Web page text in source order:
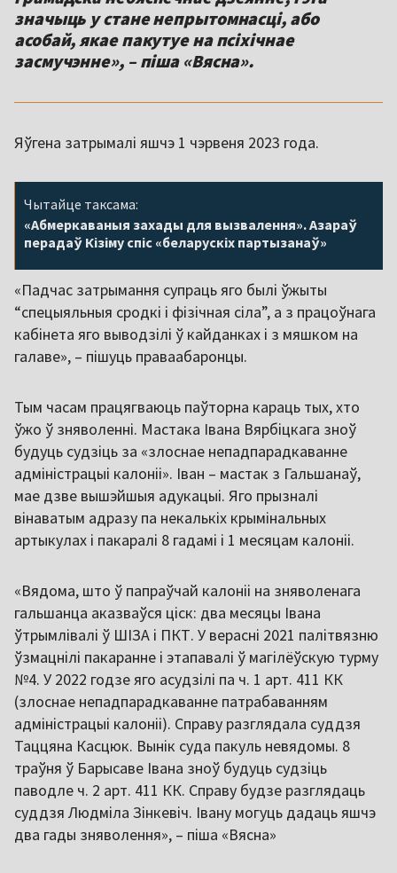
значыць у стане непрытомнасці, або
асобай, якае пакутуе на псіхічнае
засмучэнне», – піша «Вясна».
Яўгена затрымалі яшчэ 1 чэрвеня 2023 года.
Чытайце таксама:
«Абмеркаваныя захады для вызвалення». Азараў
перадаў Кізіму спіс «беларускіх партызанаў»
«Падчас затрымання супраць яго былі ўжыты
“спецыяльныя сродкі і фізічная сіла”, а з працоўнага
кабінета яго выводзілі ў кайданках і з мяшком на
галаве», – пішуць праваабаронцы.
Тым часам працягваюць паўторна караць тых, хто
ўжо ў зняволенні. Мастака Івана Вярбіцкага зноў
будуць судзіць за «злоснае непадпарадкаванне
адміністрацыі калоніі». Іван – мастак з Гальшанаў,
мае дзве вышэйшыя адукацыі. Яго прызналі
вінаватым адразу па некалькіх крымінальных
артыкулах і пакаралі 8 гадамі і 1 месяцам калоніі.
«Вядома, што ў папраўчай калоніі на зняволенага
гальшанца аказваўся ціск: два месяцы Івана
ўтрымлівалі ў ШІЗА і ПКТ. У верасні 2021 палітвязню
ўзмацнілі пакаранне і этапавалі ў магілёўскую турму
№4. У 2022 годзе яго асудзілі па ч. 1 арт. 411 КК
(злоснае непадпарадкаванне патрабаванням
адміністрацыі калоніі). Справу разглядала суддзя
Таццяна Касцюк. Вынік суда пакуль невядомы. 8
траўня ў Барысаве Івана зноў будуць судзіць
паводле ч. 2 арт. 411 КК. Справу будзе разглядаць
суддзя Людміла Зінкевіч. Івану могуць дадаць яшчэ
два гады зняволення», – піша «Вясна»